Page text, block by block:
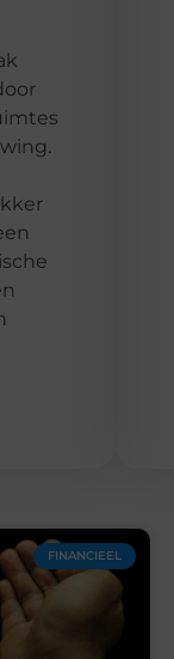
FINANCIEEL